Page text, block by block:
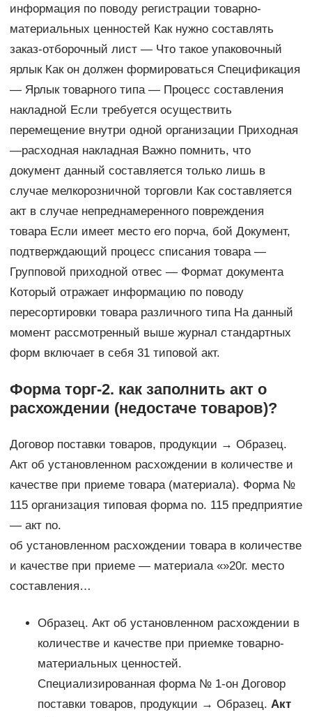
информация по поводу регистрации товарно-
материальных ценностей Как нужно составлять
заказ-отборочный лист — Что такое упаковочный
ярлык Как он должен формироваться Спецификация
— Ярлык товарного типа — Процесс составления
накладной Если требуется осуществить
перемещение внутри одной организации Приходная
—расходная накладная Важно помнить, что
документ данный составляется только лишь в
случае мелкорозничной торговли Как составляется
акт в случае непреднамеренного повреждения
товара Если имеет место его порча, бой Документ,
подтверждающий процесс списания товара —
Групповой приходной отвес — Формат документа
Который отражает информацию по поводу
пересортировки товара различного типа На данный
момент рассмотренный выше журнал стандартных
форм включает в себя 31 типовой акт.
Форма торг-2. как заполнить акт о
расхождении (недостаче товаров)?
Договор поставки товаров, продукции → Образец.
Акт об установленном расхождении в количестве и
качестве при приеме товара (материала). Форма №
115 организация типовая форма no. 115 предприятие
— акт no.
об установленном расхождении товара в количестве
и качестве при приеме — материала «»20г. место
составления…
Образец. Акт об установленном расхождении в
количестве и качестве при приемке товарно-
материальных ценностей.
Специализированная форма № 1-он Договор
поставки товаров, продукции → Образец. Акт